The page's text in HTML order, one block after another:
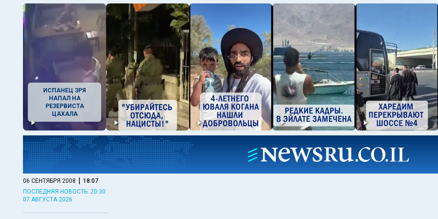
ИСПАНЕЦ ЗРЯ
НАПАЛ НА
РЕЗЕРВИСТА
ЦАХАЛА
06 СЕНТЯБРЯ 2008 | 18:07
ПОСЛЕДНЯЯ НОВОСТЬ: 20:30
07 АВГУСТА 2026